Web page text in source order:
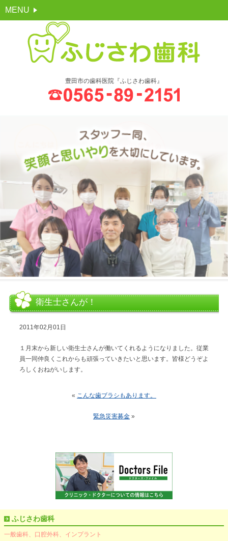
豊田市の歯科医院『ふじさわ歯科』
MENU
衛生士さんが！
2011年02月01日
１月末から新しい衛生士さんが働いてくれるようになりました。従業
員一同仲良くこれからも頑張っていきたいと思います。皆様どうぞよ
ろしくおねがいします。
« こんな歯ブラシもあります。
緊急災害募金 »
ふじさわ歯科
一般歯科、口腔外科、インプラント